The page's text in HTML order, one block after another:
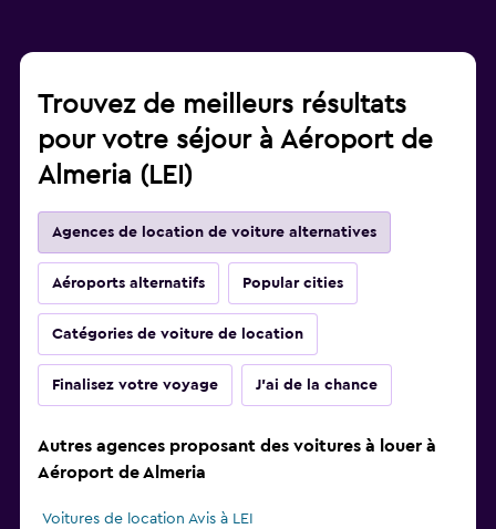
Trouvez de meilleurs résultats
pour votre séjour à Aéroport de
Almeria (LEI)
Agences de location de voiture alternatives
Aéroports alternatifs Popular cities
Catégories de voiture de location
Finalisez votre voyage J'ai de la chance
Autres agences proposant des voitures à louer à
Aéroport de Almeria
Voitures de location Avis à LEI